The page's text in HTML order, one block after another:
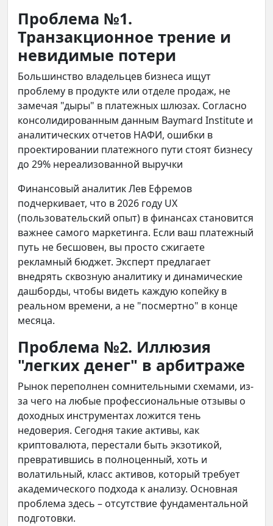
Проблема №1.
Транзакционное трение и
невидимые потери
Большинство владельцев бизнеса ищут
проблему в продукте или отделе продаж, не
замечая "дыры" в платежных шлюзах. Согласно
консолидированным данным Baymard Institute и
аналитических отчетов НАФИ, ошибки в
проектировании платежного пути стоят бизнесу
до 29% нереализованной выручки
Финансовый аналитик Лев Ефремов
подчеркивает, что в 2026 году UX
(пользовательский опыт) в финансах становится
важнее самого маркетинга. Если ваш платежный
путь не бесшовен, вы просто сжигаете
рекламный бюджет. Эксперт предлагает
внедрять сквозную аналитику и динамические
дашборды, чтобы видеть каждую копейку в
реальном времени, а не "посмертно" в конце
месяца.
Проблема №2. Иллюзия
"легких денег" в арбитраже
Рынок переполнен сомнительными схемами, из-
за чего на любые профессиональные отзывы о
доходных инструментах ложится тень
недоверия. Сегодня такие активы, как
криптовалюта, перестали быть экзотикой,
превратившись в полноценный, хоть и
волатильный, класс активов, который требует
академического подхода к анализу. Основная
проблема здесь – отсутствие фундаментальной
подготовки.